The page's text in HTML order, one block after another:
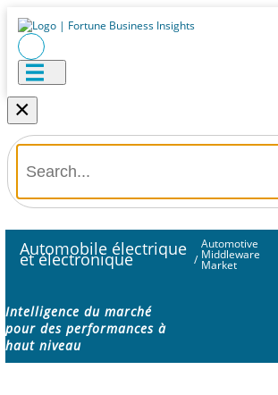
×
Automobile électrique
et électronique /
Automotive
Middleware
Market
Intelligence du marché
pour des performances à
haut niveau